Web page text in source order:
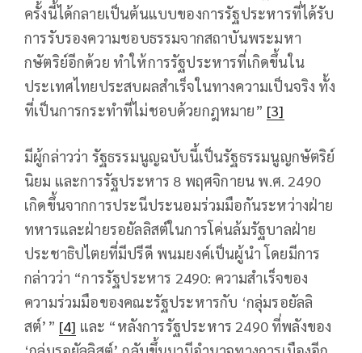
ครั้งนี้ได้กลายเป็นต้นแบบของการรัฐประหารที่ได้รับ
การรับรองความชอบธรรมจากสถาบันพระมหา
กษัตริย์อีกด้วย ทำให้การรัฐประหารที่เกิดขึ้นใน
ประเทศไทยประสบผลสำเร็จในทางความเป็นจริง ทั้ง
ที่เป็นการกระทำที่ไม่ชอบด้วยกฎหมาย” [3]
มีผู้กล่าวว่า รัฐธรรมนูญฉบับนี้เป็นรัฐธรรมนูญกษัตริย์
นิยม และการรัฐประหาร 8 พฤศจิกายน พ.ศ. 2490
เกิดขึ้นจากการประนีประนอมร่วมมือกันระหว่างฝ่าย
ทหารและฝ่ายรอยัลลิสต์ในการโค่นล้มรัฐบาลฝ่าย
ประชาธิปไตยที่มีปรีดี พนมยงค์เป็นผู้นำ โดยมีการ
กล่าวว่า “การรัฐประหาร 2490: ความสำเร็จของ
ความร่วมมือของคณะรัฐประหารกับ ‘กลุ่มรอยัลลิ
สต์’” [4] และ “หลังการรัฐประหาร 2490 ที่พลังของ